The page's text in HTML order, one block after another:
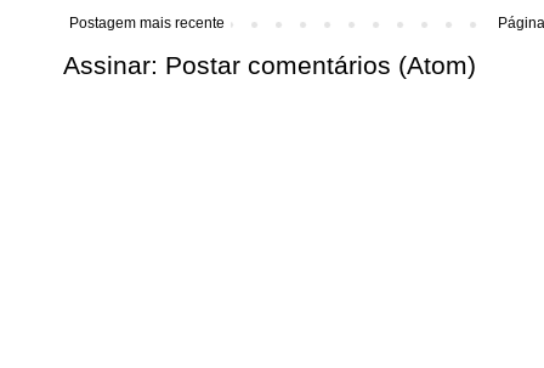
Postagem mais recente
Assinar: Postar comentários (Atom)